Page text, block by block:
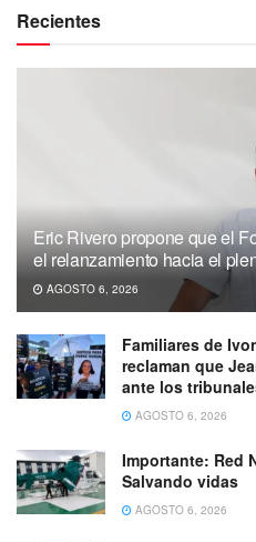
Recientes
Eric Rivero propone que el
el relanzamiento hacia el
AGOSTO 6, 2026
Familiares de
reclaman que
ante los
AGOSTO 6, 2026
Importante: Red
Salvando vidas
AGOSTO 6, 2026